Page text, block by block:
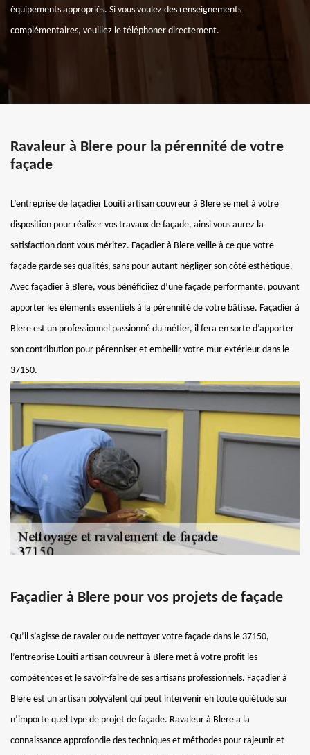
équipements appropriés. Si vous voulez des renseignements
complémentaires, veuillez le téléphoner directement.
Ravaleur à Blere pour la pérennité de votre
façade
L’entreprise de façadier Louiti artisan couvreur à Blere se met à votre
disposition pour réaliser vos travaux de façade, ainsi vous aurez la
satisfaction dont vous méritez. Façadier à Blere veille à ce que votre
façade garde ses qualités, sans pour autant négliger son côté esthétique.
Avec façadier à Blere, vous bénéficiiez d’une façade performante, pouvant
apporter les éléments essentiels à la pérennité de votre bâtisse. Façadier à
Blere est un professionnel passionné du métier, il fera en sorte d’apporter
son contribution pour pérenniser et embellir votre mur extérieur dans le
37150.
Façadier à Blere pour vos projets de façade
Qu’il s’agisse de ravaler ou de nettoyer votre façade dans le 37150,
l’entreprise Louiti artisan couvreur à Blere met à votre profit les
compétences et le savoir-faire de ses artisans professionnels. Façadier à
Blere est un artisan polyvalent qui peut intervenir en toute quiétude sur
n’importe quel type de projet de façade. Ravaleur à Blere a la
connaissance approfondie des techniques et méthodes pour rajeunir et